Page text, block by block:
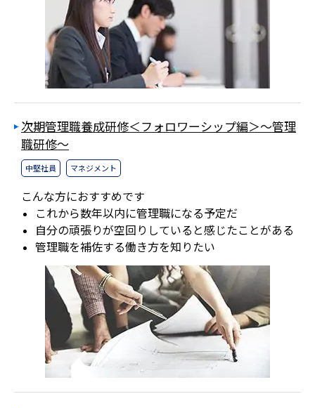
次期管理職養成研修＜フォロワーシップ編＞～管理
職研修～
中堅社員 マネジメント
こんな方におすすめです
これから数年以内に管理職になる予定だ
自分の頑張りが空回りしていると感じたことがある
管理職を補佐する働き方を知りたい